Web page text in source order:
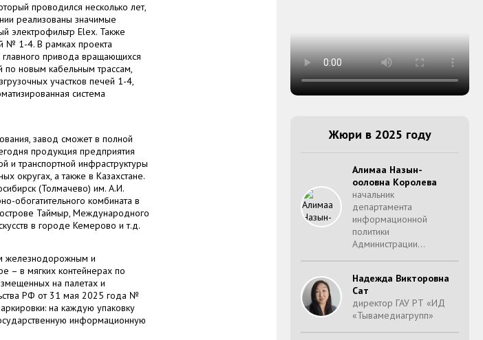
Жюри в 2025 году
Алимаа Назын-
ооловна Королева
начальник
департамента
информационной
политики
Администрации…
Надежда Викторовна
Сат
директор ГАУ РТ «ИД
«Тывамедиагрупп»
проводился несколько лет,
реализованы значимые
электрофильтр Elex. Также
№ 1-4. В рамках проекта
главного привода вращающихся
по новым кабельным трассам,
участков печей 1-4,
система
завод сможет в полной
продукция предприятия
и транспортной инфраструктуры
округах, а также в Казахстане.
(Толмачево) им. А.И.
обогатительного комбината в
Таймыр, Международного
в городе Кемерово и т.д.
железнодорожным и
– в мягких контейнерах по
на палетах и
РФ от 31 мая 2025 года №
на каждую упаковку
информационную